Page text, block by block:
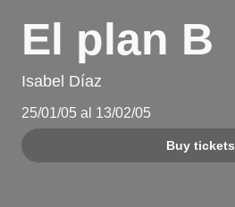
El plan B
Isabel Díaz
25/01/05 al 13/02/05
Buy tickets